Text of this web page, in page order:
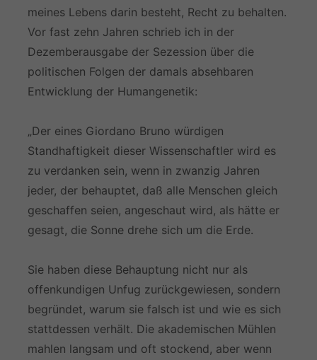
meines Lebens darin besteht, Recht zu behalten.
Vor fast zehn Jahren schrieb ich in der
Dezemberausgabe der Sezession über die
politischen Folgen der damals absehbaren
Entwicklung der Humangenetik:
„Der eines Giordano Bruno würdigen
Standhaftigkeit dieser Wissenschaftler wird es
zu verdanken sein, wenn in zwanzig Jahren
jeder, der behauptet, daß alle Menschen gleich
geschaffen seien, angeschaut wird, als hätte er
gesagt, die Sonne drehe sich um die Erde.
Sie haben diese Behauptung nicht nur als
offenkundigen Unfug zurückgewiesen, sondern
begründet, warum sie falsch ist und wie es sich
stattdessen verhält. Die akademischen Mühlen
mahlen langsam und oft stockend, aber wenn